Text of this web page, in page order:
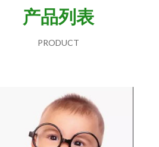
产品列表
PRODUCT